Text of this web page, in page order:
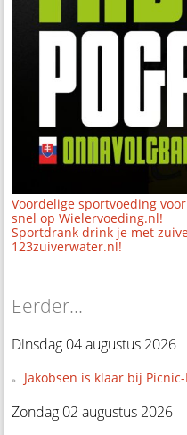
Voordelige sportvoeding
snel op Wielervoeding.nl!
Sportdrank drink je met
123zuiverwater.nl!
Eerder...
Dinsdag 04 augustus 2026
Jakobsen is klaar bij Picnic-
Zondag 02 augustus 2026